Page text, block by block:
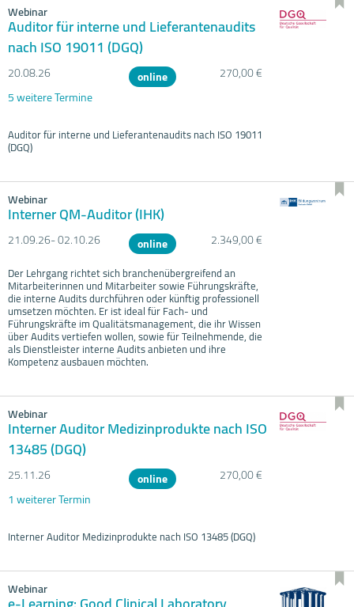
Webinar
Auditor für interne und Lieferantenaudits
nach ISO 19011 (DGQ)
20.08.26 online
270,00 €
5 weitere Termine
Auditor für interne und Lieferantenaudits nach ISO 19011
(DGQ)
Webinar
Interner QM-Auditor (IHK)
21.09.26- 02.10.26 online 2.349,00 €
Der Lehrgang richtet sich branchenübergreifend an
Mitarbeiterinnen und Mitarbeiter sowie Führungskräfte,
die interne Audits durchführen oder künftig professionell
umsetzen möchten. Er ist ideal für Fach- und
Führungskräfte im Qualitätsmanagement, die ihr Wissen
über Audits vertiefen wollen, sowie für Teilnehmende, die
als Dienstleister interne Audits anbieten und ihre
Kompetenz ausbauen möchten.
Webinar
Interner Auditor Medizinprodukte nach ISO
13485 (DGQ)
25.11.26 online
270,00 €
1 weiterer Termin
Interner Auditor Medizinprodukte nach ISO 13485 (DGQ)
Webinar